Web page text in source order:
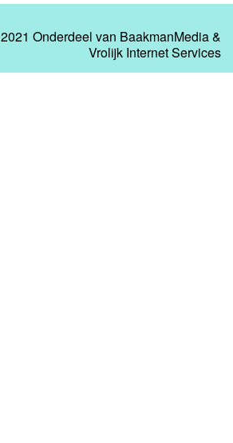
Onderdeel van BaakmanMedia&
Vrolijk Internet Services